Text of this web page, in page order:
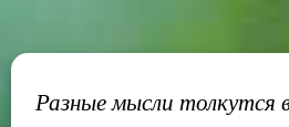
Разные мысли толкутся